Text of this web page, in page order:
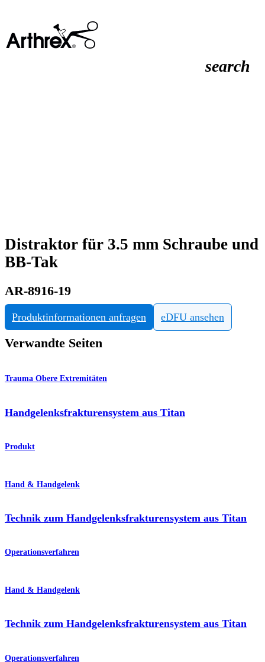
search
Distraktor für 3.5 mm Schraube und
BB-Tak
AR-8916-19
Produktinformationen anfragen eDFU ansehen
Verwandte Seiten
Trauma Obere Extremitäten
Handgelenksfrakturensystem aus Titan
Produkt
Hand & Handgelenk
Technik zum Handgelenksfrakturensystem aus Titan
Operationsverfahren
Hand & Handgelenk
Technik zum Handgelenksfrakturensystem aus Titan
Operationsverfahren